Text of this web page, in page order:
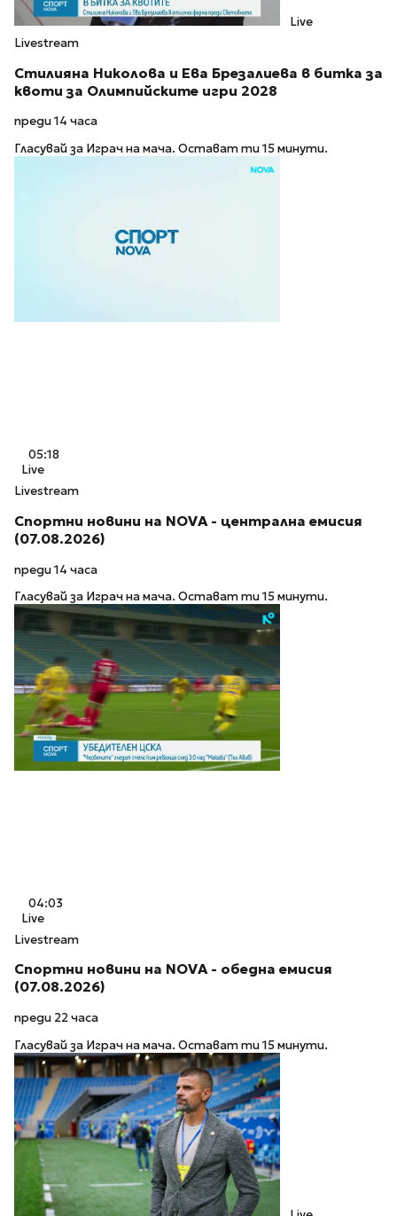
Live
Livestream
Стилияна Николова и Ева Брезалиева в битка за
квоти за Олимпийските игри 2028
преди 14 часа
Гласувай за Играч на мача. Остават ти 15 минути.
05:18
Live
Livestream
Спортни новини на NOVA - централна емисия
(07.08.2026)
преди 14 часа
Гласувай за Играч на мача. Остават ти 15 минути.
04:03
Live
Livestream
Спортни новини на NOVA - обедна емисия
(07.08.2026)
преди 22 часа
Гласувай за Играч на мача. Остават ти 15 минути.